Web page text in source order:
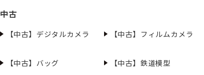
中古
【中古】デジタルカメラ 【中古】フィルムカメラ
【中古】バッグ
【中古】鉄道模型